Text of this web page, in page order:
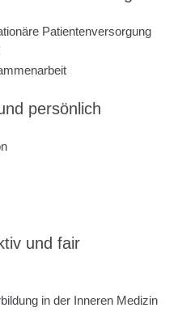
Patientenversorgung
persönlich
und fair
in der Inneren Medizin